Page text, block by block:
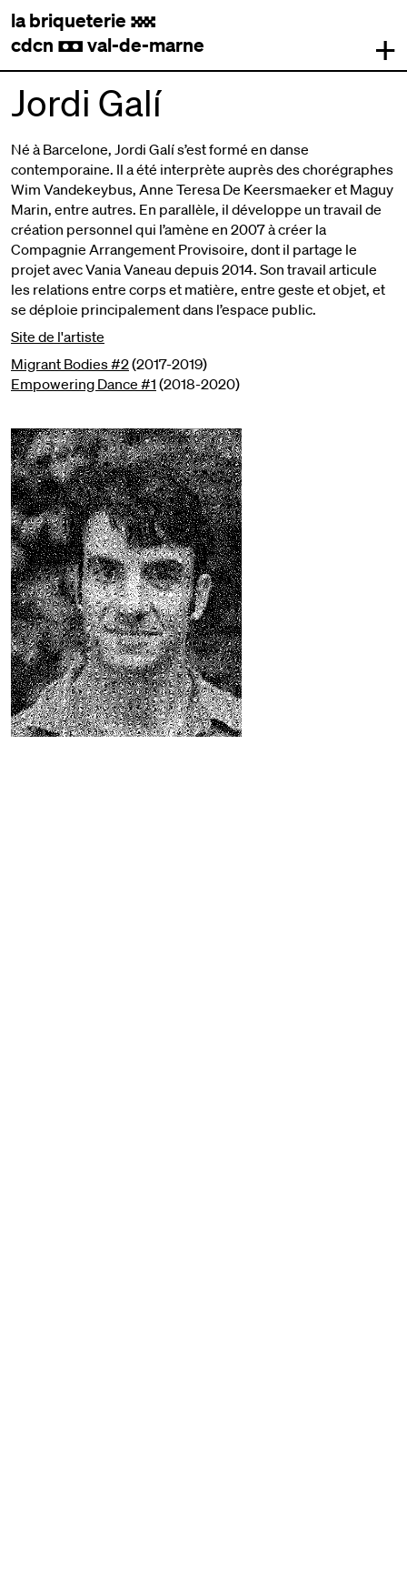
la briqueterie .
cdcn , val-de-marne
+
Jordi Galí
Né à Barcelone, Jordi Galí s’est formé en danse
contemporaine. Il a été interprète auprès des chorégraphes
Wim Vandekeybus, Anne Teresa De Keersmaeker et Maguy
Marin, entre autres. En parallèle, il développe un travail de
création personnel qui l’amène en 2007 à créer la
Compagnie Arrangement Provisoire, dont il partage le
projet avec Vania Vaneau depuis 2014. Son travail articule
les relations entre corps et matière, entre geste et objet, et
se déploie principalement dans l’espace public.
Site de l'artiste
Migrant Bodies #2(2017-2019)
Empowering Dance #1 (2018-2020)